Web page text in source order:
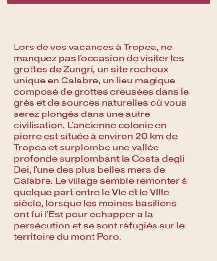
Lors de vos vacances à Tropea, ne
manquez pas l'occasion de visiter les
grottes de Zungri, un site rocheux
unique en Calabre, un lieu magique
composé de grottes creusées dans le
grès et de sources naturelles où vous
serez plongés dans une autre
civilisation. L'ancienne colonie en
pierre est située à environ 20 km de
Tropea et surplombe une vallée
profonde surplombant la Costa degli
Dei, l'une des plus belles mers de
Calabre. Le village semble remonter à
quelque part entre le VIe et le VIIIe
siècle, lorsque les moines basiliens
ont fui l'Est pour échapper à la
persécution et se sont réfugiés sur le
territoire du mont Poro.